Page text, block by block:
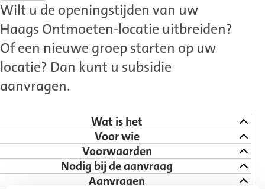
Wilt u de openingstijden van uw
Haags Ontmoeten-locatie uitbreiden?
Of een nieuwe groep starten op uw
locatie? Dan kunt u subsidie
aanvragen.
Wat is het
Voor wie
Voorwaarden
Nodig bij de aanvraag
Aanvragen